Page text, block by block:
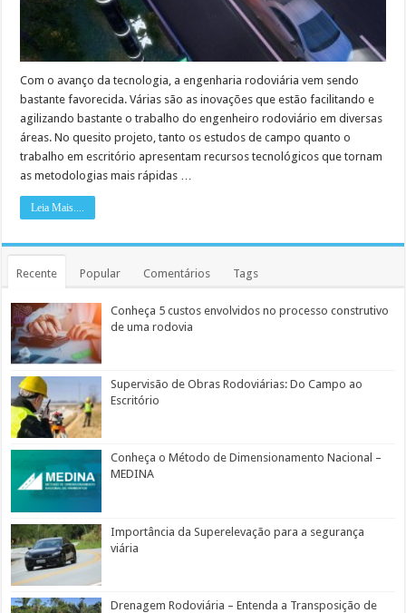
Com o avanço da tecnologia, a engenharia rodoviária vem sendo
bastante favorecida. Várias são as inovações que estão facilitando e
agilizando bastante o trabalho do engenheiro rodoviário em diversas
áreas. No quesito projeto, tanto os estudos de campo quanto o
trabalho em escritório apresentam recursos tecnológicos que tornam
as metodologias mais rápidas …
Leia Mais....
Recente Popular Comentários Tags
Conheça 5 custos envolvidos no processo construtivo
de uma rodovia
Supervisão de Obras Rodoviárias: Do Campo ao
Escritório
Conheça o Método de Dimensionamento Nacional –
MEDINA
Importância da Superelevação para a segurança
viária
Drenagem Rodoviária – Entenda a Transposição de